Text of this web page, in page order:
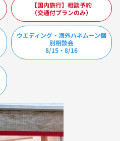
【国内旅行】相談予約
（交通付プランのみ）
ウエディング・海外ハネムーン個
別相談会
8/15・8/16